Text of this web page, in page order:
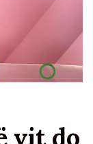
vit do